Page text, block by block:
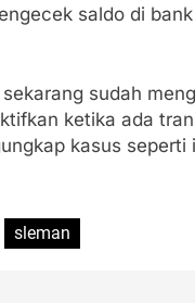
saldo di
sudah
ketika ada
kasus
sleman